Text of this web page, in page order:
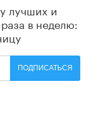
лучших и
в неделю:
ПОДПИСАТЬСЯ